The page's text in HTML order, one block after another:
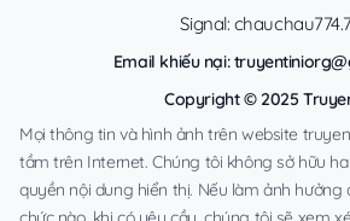
Signal:
Email khiếu nại:
Copyright © 2025
Mọi thông tin và hình ảnh trên website
tầm trên Internet. Chúng tôi không sở hữu
quyền nội dung hiển thị. Nếu làm ảnh hưởng